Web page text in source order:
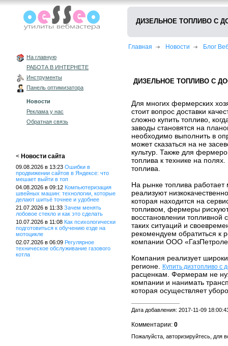
На главную
РАБОТА В ИНТЕРНЕТЕ
Инструменты
Панель оптимизатора
Новости
Реклама у нас
Обратная связь
< Новости сайта
09.08.2026 в 13:23 Ошибки в
продвижении сайтов в Яндексе: что
мешает выйти в топ
04.08.2026 в 09:12 Компьютеризация
швейных машин: технологии, которые
делают шитьё точнее и удобнее
21.07.2026 в 11:33 Зачем менять
лобовое стекло и как это сделать
10.07.2026 в 11:08 Как психологически
подготовиться к обучению езде на
мотоцикле
02.07.2026 в 06:09 Регулярное
техническое обслуживание газового
котла
ДИЗЕЛЬНОЕ ТОПЛИВО С
Главная Новости Блог
ДИЗЕЛЬНОЕ ТОПЛИВО С
Для многих фермерских
стоит вопрос доставки
сложно купить топливо,
заводы становятся на
необходимо выполнить в
может сказаться на не
культур. Также для
топлива к технике на
топлива.
На рынке топлива
реализуют
которая находится на
топливом, фермеры
восстановлении топливной
таких ситуаций и
рекомендуем обратиться к
компании ООО
Компания реализует
регионе.
Купить дизтопливо с
расценкам. Фермерам не
компании и нанимать
которая осуществляет
Дата добавления: 2017-11-09
Комментарии: 0
Пожалуйста, авторизируйтесь, для